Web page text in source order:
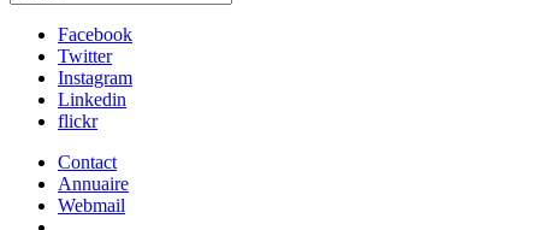
Facebook
Twitter
Instagram
Linkedin
flickr
Contact
Annuaire
Webmail